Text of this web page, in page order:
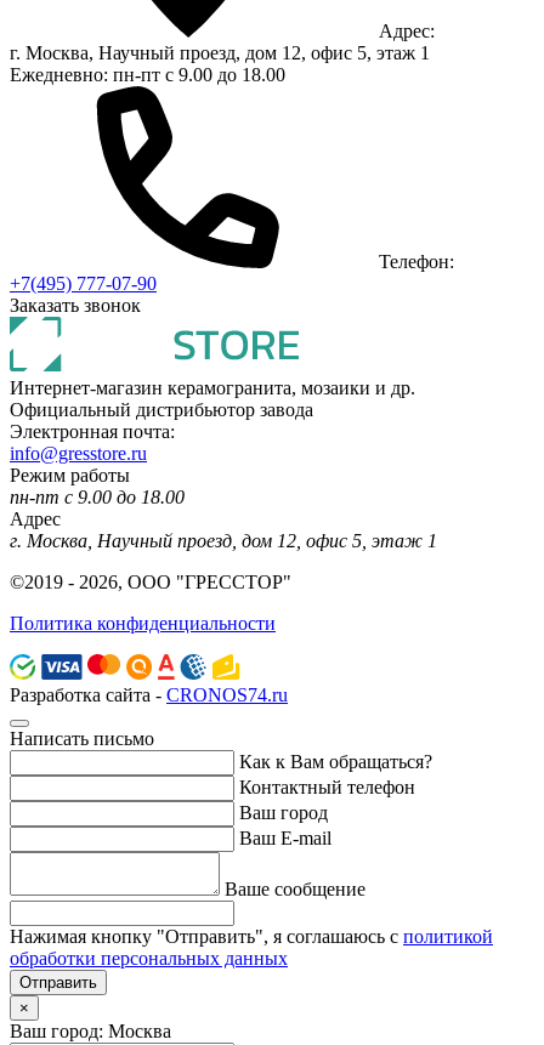
Адрес:
г. Москва, Научный проезд, дом 12, офис 5, этаж 1
Ежедневно: пн-пт с 9.00 до 18.00
Телефон:
+7(495) 777-07-90
Заказать звонок
Интернет-магазин керамогранита, мозаики и др.
Официальный дистрибьютор завода
Электронная почта:
info@gresstore.ru
Режим работы
пн-пт с 9.00 до 18.00
Адрес
г. Москва, Научный проезд, дом 12, офис 5, этаж 1
©2019 - 2026, ООО "ГРЕССТОР"
Политика конфиденциальности
Разработка сайта - CRONOS74.ru
Написать письмо
Как к Вам обращаться?
Контактный телефон
Ваш город
Ваш E-mail
Ваше сообщение
Нажимая кнопку "Отправить", я соглашаюсь с политикой
обработки персональных данных
Отправить
×
Ваш город: Москва